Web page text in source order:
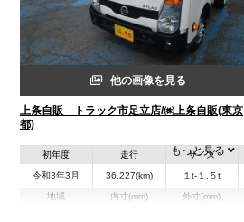
他の画像を見る
上条自販 トラック市足立店/㈱上条自販(東京
都)
初年度
令和3年3月
走行
36,227(km)
サイズ
１t-１.５t
地域 内寸(mm) 外寸(mm)
もっと見る